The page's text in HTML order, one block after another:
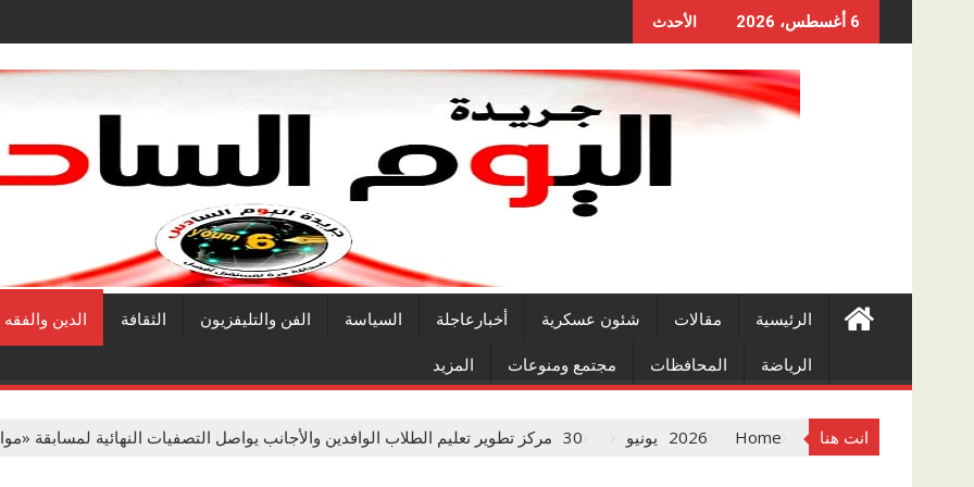
to
6 أغسطس، 2026 الأحدث
الرئيسية مقالات شئون عسكرية أخبارعاجلة السياسة الفن والتليفزيون الثقافة الدين والفقه
الرياضة المحافظات مجتمع ومنوعات المزيد
انت هنا Home
2026 يونيو 30 مركز تطوير تعليم الطلاب الوافدين والأجانب يواصل التصفيات النهائية لمسابقة